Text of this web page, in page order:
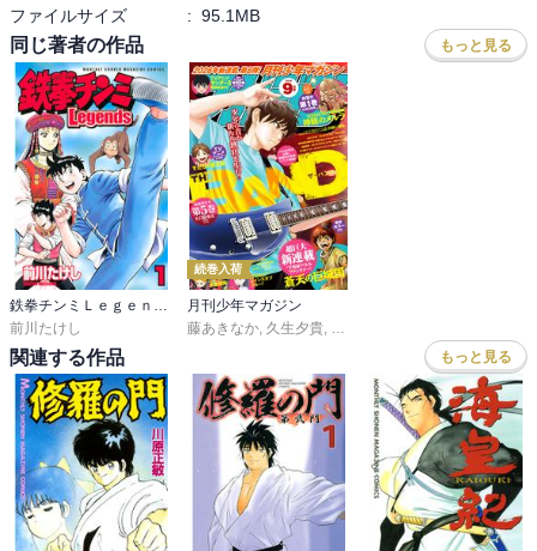
ファイルサイズ
: 95.1MB
同じ著者の作品 もっと見る
鉄拳チンミＬｅｇｅｎｄｓ
前川たけし
続巻入荷
月刊少年マガジン
藤あきなか, 久生夕貴, 和田あつむ
関連する作品 もっと見る